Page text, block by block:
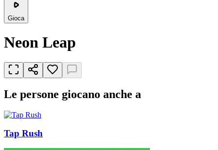
Gioca
Neon Leap
Le persone giocano anche a
Tap Rush